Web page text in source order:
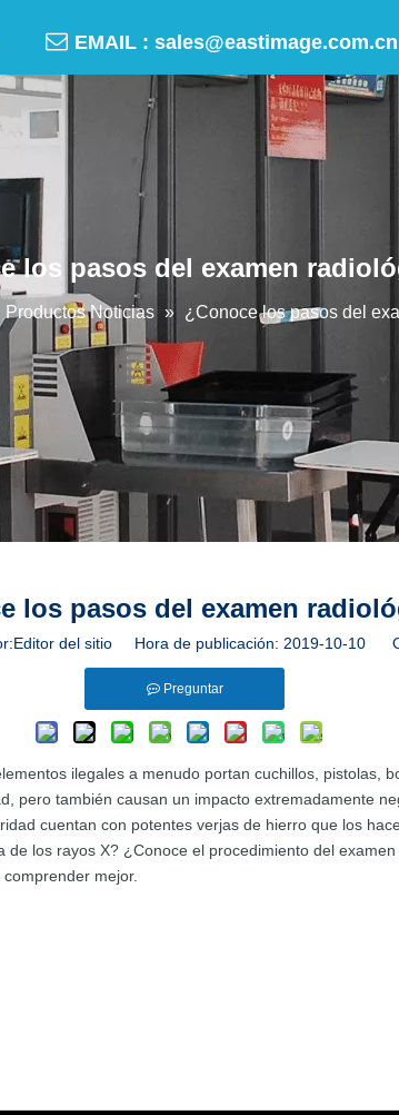
 EMAIL : sales@eastimage.com.cn
los pasos del examen
Productos Noticias » ¿Conoce los pasos del
los pasos del examen
del sitio Hora de publicación: 2019-10-10
Preguntar
ilegales a menudo portan cuchillos, pistolas,
pero también causan un impacto extremadamente
cuentan con potentes verjas de hierro que los
los rayos X? ¿Conoce el procedimiento del
mejor.